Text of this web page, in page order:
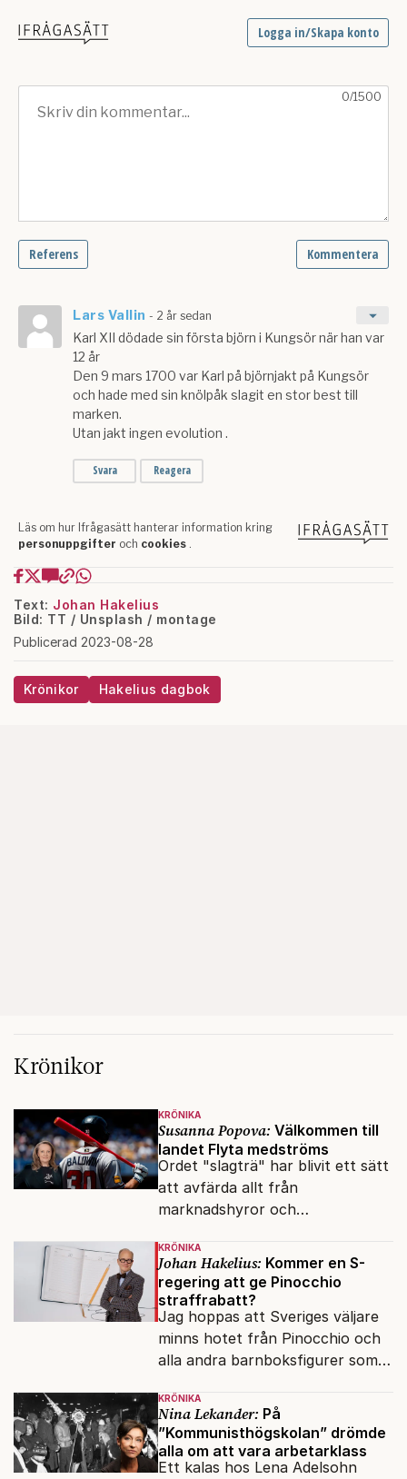
Text: Johan Hakelius
Bild: TT / Unsplash / montage
Publicerad 2023-08-28
Krönikor Hakelius dagbok
Krönikor
KRÖNIKA
Susanna Popova: Välkommen till
landet Flyta medströms
Ordet "slagträ" har blivit ett sätt
att avfärda allt från
marknadshyror och
om antisemitism.
KRÖNIKA
Johan Hakelius: Kommer en S-
regering att ge Pinocchio
straffrabatt?
Jag hoppas att Sveriges väljare
minns hotet från Pinocchio och
alla andra barnboksfigurer som
upphovsrätt.
KRÖNIKA
Nina Lekander: På
”Kommunisthögskolan” drömde
alla om att vara arbetarklass
Ett kalas hos Lena Adelsohn